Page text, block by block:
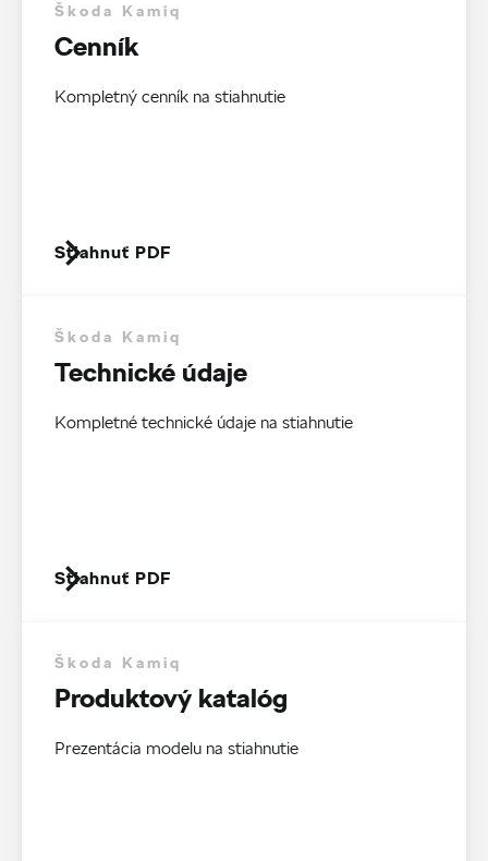
Škoda Kamiq
Cenník
Kompletný cenník na stiahnutie
Stiahnuť PDF
Škoda Kamiq
Technické údaje
Kompletné technické údaje na stiahnutie
Stiahnuť PDF
Škoda Kamiq
Produktový katalóg
Prezentácia modelu na stiahnutie